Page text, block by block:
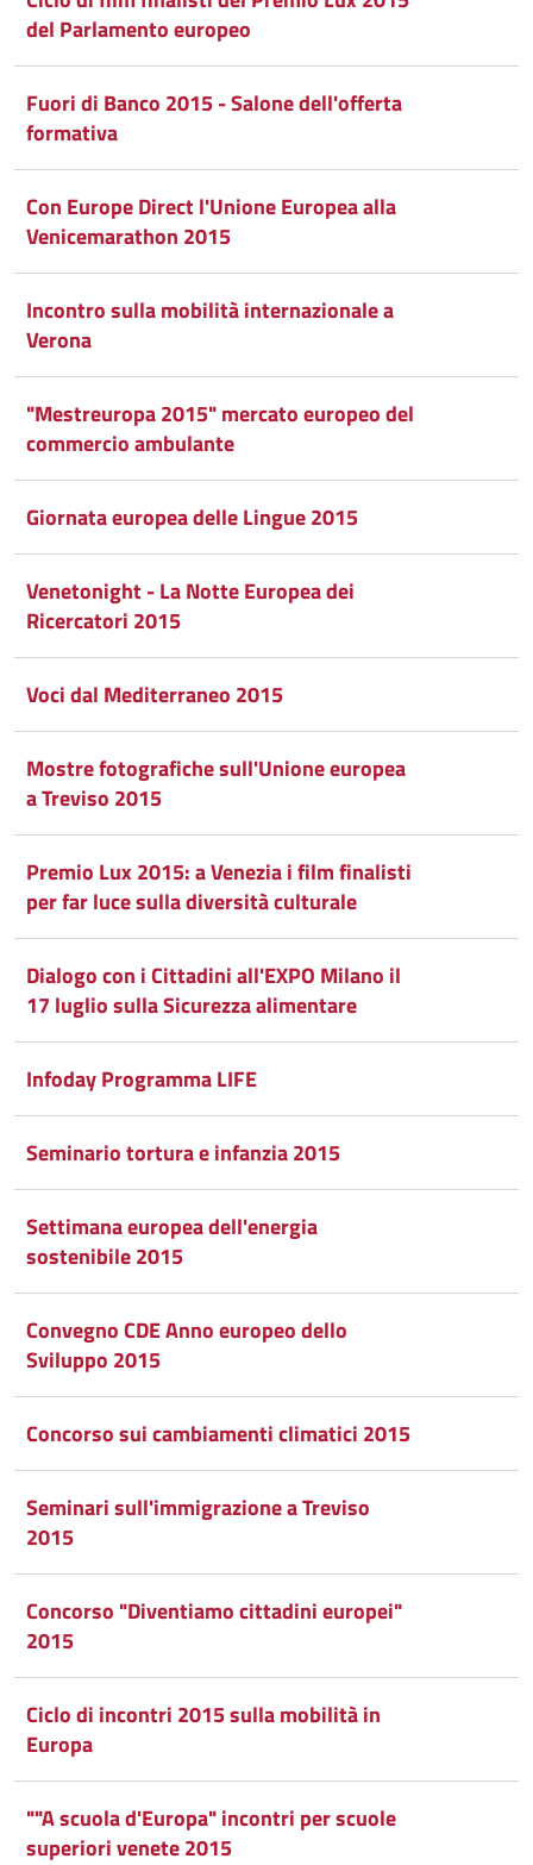
del Parlamento europeo
Fuori di Banco 2015 - Salone dell'offerta
formativa
Con Europe Direct l'Unione Europea alla
Venicemarathon 2015
Incontro sulla mobilità internazionale a
Verona
"Mestreuropa 2015" mercato europeo del
commercio ambulante
Giornata europea delle Lingue 2015
Venetonight - La Notte Europea dei
Ricercatori 2015
Voci dal Mediterraneo 2015
Mostre fotografiche sull'Unione europea
a Treviso 2015
Premio Lux 2015: a Venezia i film finalisti
per far luce sulla diversità culturale
Dialogo con i Cittadini all'EXPO Milano il
17 luglio sulla Sicurezza alimentare
Infoday Programma LIFE
Seminario tortura e infanzia 2015
Settimana europea dell'energia
sostenibile 2015
Convegno CDE Anno europeo dello
Sviluppo 2015
Concorso sui cambiamenti climatici 2015
Seminari sull'immigrazione a Treviso
2015
Concorso "Diventiamo cittadini europei"
2015
Ciclo di incontri 2015 sulla mobilità in
Europa
""A scuola d'Europa" incontri per scuole
superiori venete 2015